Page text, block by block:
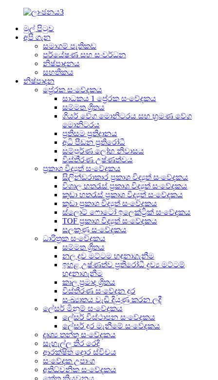
මුල් පිටුව
අපි ගැන
සමාගම් පැතිකඩ
පර්යේෂණ සහ සංවර්ධන
නිෂ්පාදනය
සහතිකය
නිෂ්පාදන
ප්‍රේරක සංවේදකය
සාධකය 1 ප්‍රේරක සංවේදකය
සම්මත ශ්‍රිතය
ගියර් වේග මොනිටරය සහ භ්‍රමණ වේග
මොනිටරය
ප්‍රතිසම ප්‍රතිදානය
අධි පීඩන ප්‍රතිරෝධී
සම්පූර්ණ ලෝහ නිවාසය
විස්තීරණ උෂ්ණත්වය
ප්‍රකාශ විද්‍යුත් සංවේදකය
සිලින්ඩරාකාර ප්‍රකාශ විද්‍යුත් සංවේදකය
විශාල හතරැස් ප්‍රකාශ විද්‍යුත් සංවේදකය
කුඩා හතරැස් ප්‍රකාශ විද්‍යුත් සංවේදකය
කුඩා ප්‍රකාශ විද්‍යුත් සංවේදකය
ස්ලොට් ෆොටෝ ඉලෙක්ට්‍රික් සංවේදකය
TOF ප්‍රකාශ විද්‍යුත් සංවේදකය
සලකුණු සංවේදකය
ධාරිත්‍රක සංවේදකය
සම්මත ශ්‍රිතය
නල ද්‍රව මට්ටම හඳුනාගැනීම
ඉහළ උෂ්ණත්ව ප්‍රතිරෝධී ද්‍රව්‍ය මට්ටම්
හඳුනාගැනීම
කාල ප්‍රමාද ශ්‍රිතය
විස්තීරණ සංවේදන දුර
සංඛ්‍යාතය වැඩි දියුණු කරන ලදී
ලේසර් මිනුම් සංවේදකය
ලේසර් විස්ථාපන සංවේදකය
ලේසර් දුර මැනීමේ සංවේදකය
දෘශ්‍ය තන්තු සංවේදකය
සැහැල්ලු තිර රෙදි
ආරක්ෂිත දොර ස්විචය
සංවේදක උපාංග
අතිධ්වනික සංවේදකය
කේත කියවනය